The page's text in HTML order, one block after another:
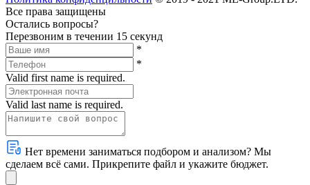
Все права защищены
Остались вопросы?
Перезвоним в течении 15 секунд
*
*
Valid first name is required.
Valid last name is required.
Нет времени заниматься подбором и анализом? Мы
сделаем всё сами. Прикрепите файл и укажите бюджет.